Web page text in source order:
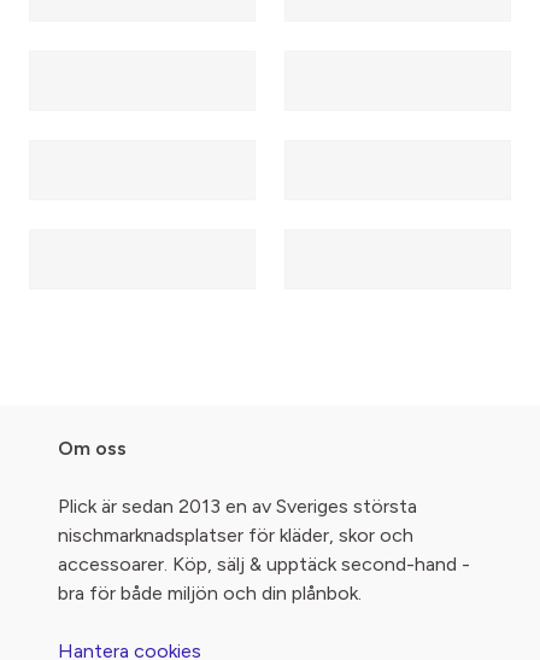
Om oss
Plick är sedan 2013 en av Sveriges största
nischmarknadsplatser för kläder, skor och
accessoarer. Köp, sälj & upptäck second-hand -
bra för både miljön och din plånbok.
Hantera cookies